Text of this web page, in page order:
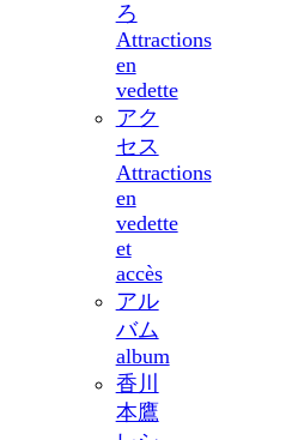
ろ
Attractions
en
vedette
アク
セス
Attractions
en
vedette
et
accès
アル
バム
album
香川
本鷹